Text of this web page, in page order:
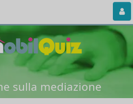
sulla mediazione